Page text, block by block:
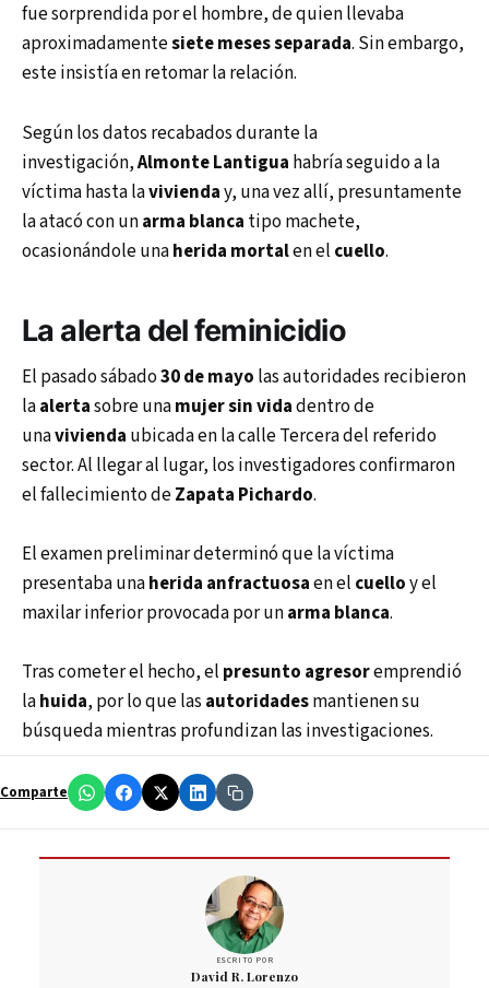
fue sorprendida por el hombre, de quien llevaba
aproximadamentesiete meses separada. Sin embargo,
este insistía en retomar la relación.
Según los datos recabados durante la
investigación,Almonte Lantigua habría seguido a la
víctima hasta lavivienday, una vez allí, presuntamente
la atacó con unarma blanca tipo machete,
ocasionándole unaherida mortalen el cuello.
La alerta delfeminicidio
El pasado sábado30 de mayo las autoridades recibieron
laalertasobre unamujer sin vidadentro de
unavivienda ubicada en la calle Tercera del referido
sector. Al llegar al lugar, los investigadores confirmaron
el fallecimiento deZapata Pichardo.
El examen preliminar determinó que la víctima
presentaba unaherida anfractuosaen el cuelloy el
maxilar inferior provocada por unarma blanca.
Tras cometer el hecho, el presunto agresoremprendió
lahuida, por lo que las autoridadesmantienen su
búsqueda mientras profundizan las investigaciones.
Comparte
ESCRITO POR
David R. Lorenzo